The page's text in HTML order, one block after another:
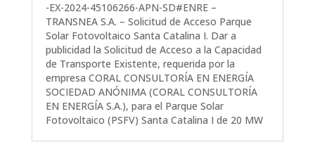
-EX-2024-45106266-APN-SD#ENRE –
TRANSNEA S.A. – Solicitud de Acceso Parque
Solar Fotovoltaico Santa Catalina I. Dar a
publicidad la Solicitud de Acceso a la Capacidad
de Transporte Existente, requerida por la
empresa CORAL CONSULTORÍA EN ENERGÍA
SOCIEDAD ANÓNIMA (CORAL CONSULTORÍA
EN ENERGÍA S.A.), para el Parque Solar
Fotovoltaico (PSFV) Santa Catalina I de 20 MW